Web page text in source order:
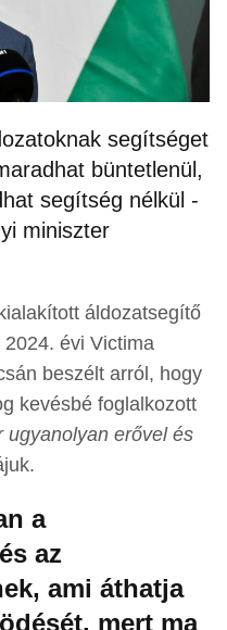
segítséget
büntetlenül,
segítség nélkül -
miniszter
áldozatsegítő
évi Victima
beszélt arról, hogy
kevésbé foglalkozott
ugyanolyan erővel és
a
az
ami áthatja
mert ma